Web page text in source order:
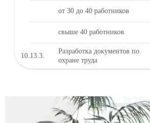
от 30 до 40 работников
свыше 40 работников
10.13.3.
Разработка документов по
охране труда